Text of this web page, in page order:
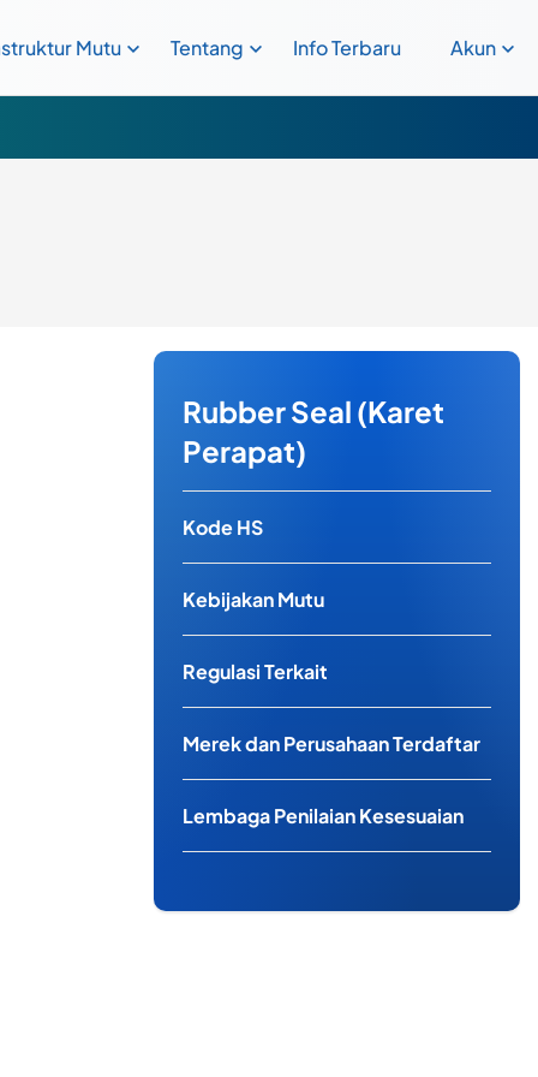
Mutu Tentang Info Terbaru Akun
Rubber Seal (Karet
Perapat)
Kode HS
Kebijakan Mutu
Regulasi Terkait
Merek dan Perusahaan Terdaftar
Lembaga Penilaian Kesesuaian